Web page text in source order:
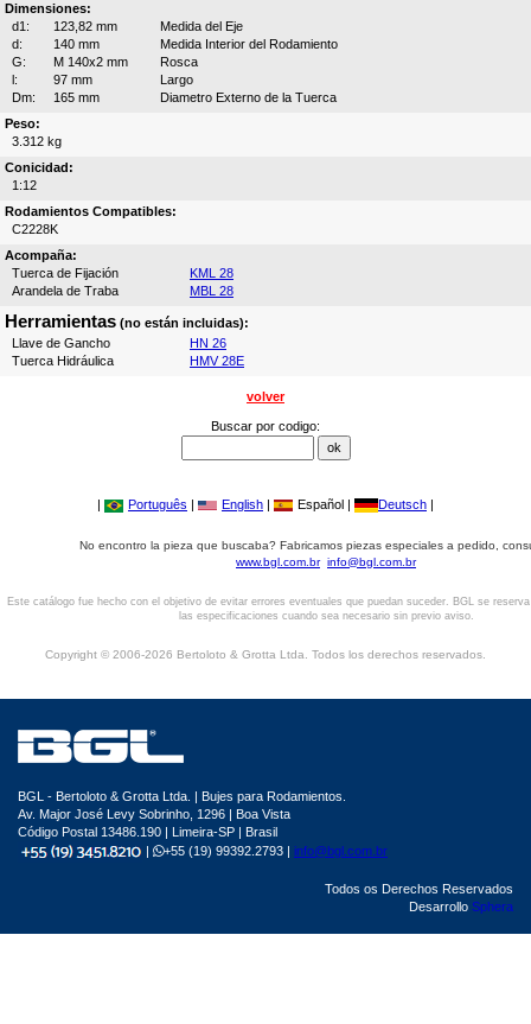
Dimensiones:
d1:
123,82 mm
Medida del Eje
d:
140 mm
Medida Interior del Rodamiento
G:
M 140x2 mm
Rosca
l:
97 mm
Largo
Dm:
165 mm
Diametro Externo de la Tuerca
Peso:
3.312 kg
Conicidad:
1:12
Rodamientos Compatibles:
C2228K
Acompaña:
Tuerca de Fijación
KML 28
Arandela de Traba
MBL 28
Herramientas (no están incluidas):
Llave de Gancho
HN 26
Tuerca Hidráulica
HMV 28E
volver
Buscar por codigo:
| Português | English | Español | Deutsch |
No encontro la pieza que buscaba? Fabricamos piezas especiales a pedido,
www.bgl.com.br info@bgl.com.br
Este catálogo fue hecho con el objetivo de evitar errores eventuales que puedan suceder. BGL se
las especificaciones cuando sea necesario sin previo aviso.
Copyright © 2006-2026 Bertoloto & Grotta Ltda. Todos los derechos reservados.
BGL - Bertoloto & Grotta Ltda. | Bujes para Rodamientos.
Av. Major José Levy Sobrinho, 1296 | Boa Vista
Código Postal 13486.190 | Limeira-SP | Brasil
|
+55 (19) 99392.2793 | info@bgl.com.br
Todos os Derechos Reservados
Desarrollo Sphera